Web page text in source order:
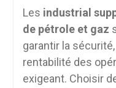
Les industrial
de pétrole et gaz
garantir la
rentabilité des
exigeant. Choisir